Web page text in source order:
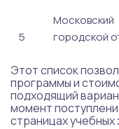
5
Московский
городской
6
Этот список
программы и
подходящий
момент
страницах учебных